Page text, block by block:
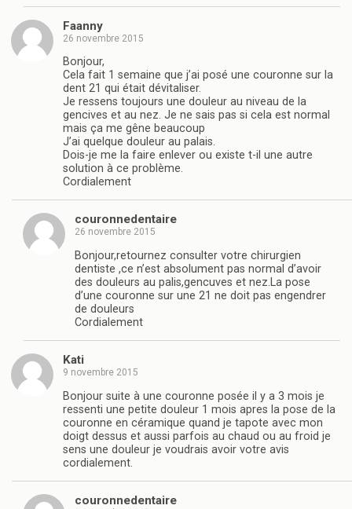
Faanny
26 novembre 2015
Bonjour,
Cela fait 1 semaine que j’ai posé une couronne sur la
dent 21 qui était dévitaliser.
Je ressens toujours une douleur au niveau de la
gencives et au nez. Je ne sais pas si cela est normal
mais ça me gêne beaucoup
J’ai quelque douleur au palais.
Dois-je me la faire enlever ou existe t-il une autre
solution à ce problème.
Cordialement
couronnedentaire
26 novembre 2015
Bonjour,retournez consulter votre chirurgien
dentiste ,ce n’est absolument pas normal d’avoir
des douleurs au palis,gencuves et nez.La pose
d’une couronne sur une 21 ne doit pas engendrer
de douleurs
Cordialement
Kati
9 novembre 2015
Bonjour suite à une couronne posée il y a 3 mois je
ressenti une petite douleur 1 mois apres la pose de la
couronne en céramique quand je tapote avec mon
doigt dessus et aussi parfois au chaud ou au froid je
sens une douleur je voudrais avoir votre avis
cordialement.
couronnedentaire